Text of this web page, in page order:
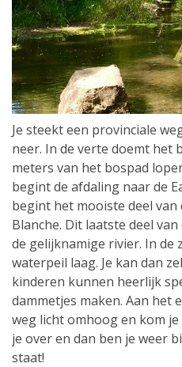
Je steekt een provinciale
neer. In de verte doemt het
meters van het bospad
begint de afdaling naar de
begint het mooiste deel van
Blanche. Dit laatste deel
de gelijknamige rivier. In de
waterpeil laag. Je kan dan
kinderen kunnen heerlijk
dammetjes maken. Aan het
weg licht omhoog en kom
je over en dan ben je weer
staat!